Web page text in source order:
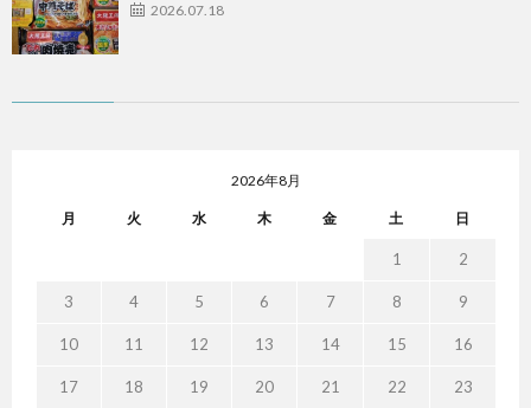
2026.07.18
2026年8月
月 火 水 木 金 土 日
1 2
3 4 5 6 7 8 9
10 11 12 13 14 15 16
17 18 19 20 21 22 23